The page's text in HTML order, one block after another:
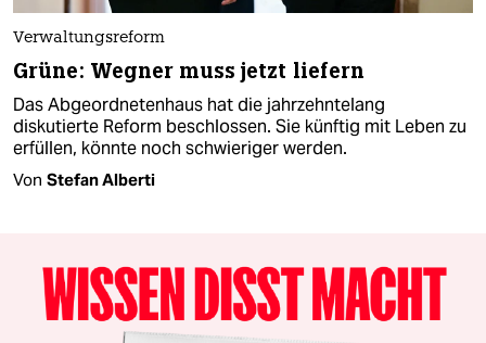
Verwaltungsreform
Grüne: Wegner muss jetzt liefern
Das Abgeordnetenhaus hat die jahrzehntelang
diskutierte Reform beschlossen. Sie künftig mit Leben zu
erfüllen, könnte noch schwieriger werden.
Von Stefan Alberti